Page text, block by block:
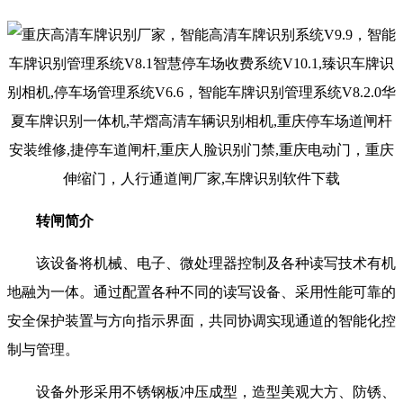
转闸简介
该设备将机械、电子、微处理器控制及各种读写技术有机
地融为一体。通过配置各种不同的读写设备、采用性能可靠的
安全保护装置与方向指示界面，共同协调实现通道的智能化控
制与管理。
设备外形采用不锈钢板冲压成型，造型美观大方、防锈、